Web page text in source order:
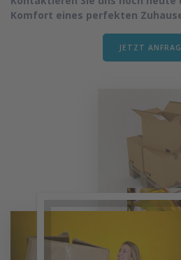
Komfort eines perfekten
JETZT